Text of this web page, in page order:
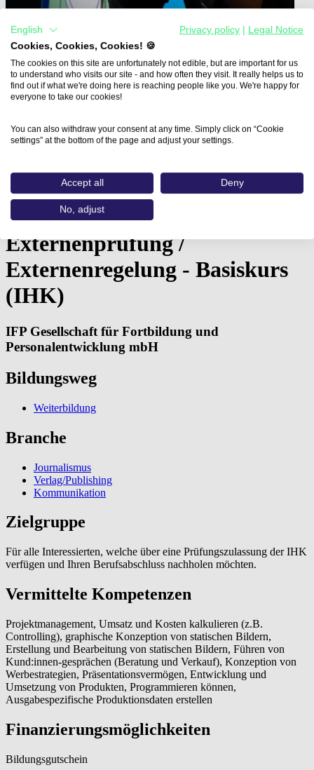
Mediengestalter:in - Digital und…
Mediengestalter:in - Digital
und Print - Gestaltung und
Technik - Vorbereitung auf
Externenprüfung /
Externenregelung - Basiskurs
(IHK)
IFP Gesellschaft für Fortbildung und
Personalentwicklung mbH
Bildungsweg
Weiterbildung
Branche
Journalismus
Verlag/Publishing
Kommunikation
Zielgruppe
Für alle Interessierten, welche über eine Prüfungszulassung der IHK
verfügen und Ihren Berufsabschluss nachholen möchten.
Vermittelte Kompetenzen
Projektmanagement, Umsatz und Kosten kalkulieren (z.B.
Controlling), graphische Konzeption von statischen Bildern,
Erstellung und Bearbeitung von statischen Bildern, Führen von
Kund:innen-gesprächen (Beratung und Verkauf), Konzeption von
Werbestrategien, Präsentationsvermögen, Entwicklung und
Umsetzung von Produkten, Programmieren können,
Ausgabespezifische Produktionsdaten erstellen
Finanzierungsmöglichkeiten
Bildungsgutschein
English Privacy policy
Legal Notice
Cookies, Cookies, Cookies! 🍪
The cookies on this site are unfortunately not edible, but are important for us
to understand who visits our site - and how often they visit. It really helps us to
find out if what we're doing here is reaching people like you. We're happy for
everyone to take our cookies!
You can also withdraw your consent at any time. Simply click on “Cookie
settings” at the bottom of the page and adjust your settings.
Accept all Deny
No, adjust